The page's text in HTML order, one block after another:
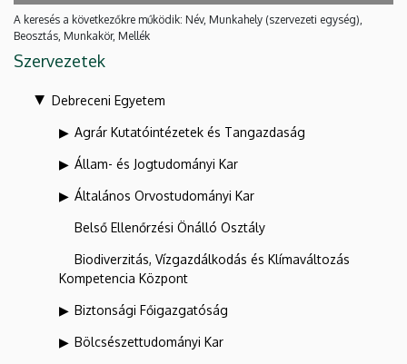
A keresés a következőkre működik: Név, Munkahely (szervezeti egység),
Beosztás, Munkakör, Mellék
Szervezetek
Debreceni Egyetem
Agrár Kutatóintézetek és Tangazdaság
Állam- és Jogtudományi Kar
Általános Orvostudományi Kar
Belső Ellenőrzési Önálló Osztály
Biodiverzitás, Vízgazdálkodás és Klímaváltozás
Kompetencia Központ
Biztonsági Főigazgatóság
Bölcsészettudományi Kar